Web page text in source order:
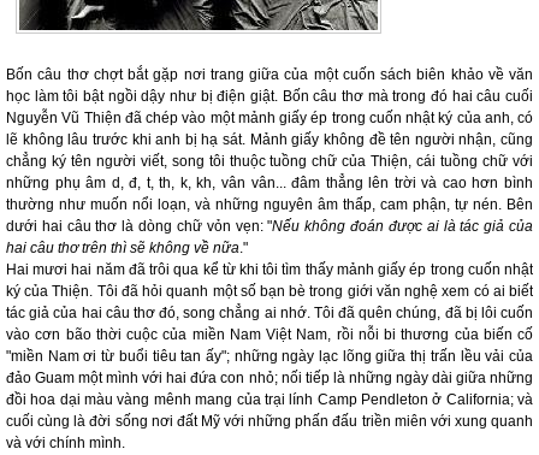
Bốn câu thơ chợt bắt gặp nơi trang giữa của một cuốn sách biên khảo về văn
học làm tôi bật ngồi dậy như bị điện giật. Bốn câu thơ mà trong đó hai câu cuối
Nguyễn Vũ Thiện đã chép vào một mảnh giấy ép trong cuốn nhật ký của anh, có
lẽ không lâu trước khi anh bị hạ sát. Mảnh giấy không đề tên người nhận, cũng
chẳng ký tên người viết, song tôi thuộc tuồng chữ của Thiện, cái tuồng chữ với
những phụ âm d, đ, t, th, k, kh, vân vân... đâm thẳng lên trời và cao hơn bình
thường như muốn nổi loạn, và những nguyên âm thấp, cam phận, tự nén. Bên
dưới hai câu thơ là dòng chữ vỏn vẹn: "Nếu không đoán được ai là tác giả của
hai câu thơ trên thì sẽ không về nữa."
Hai mươi hai năm đã trôi qua kể từ khi tôi tìm thấy mảnh giấy ép trong cuốn nhật
ký của Thiện. Tôi đã hỏi quanh một số bạn bè trong giới văn nghệ xem có ai biết
tác giả của hai câu thơ đó, song chẳng ai nhớ. Tôi đã quên chúng, đã bị lôi cuốn
vào cơn bão thời cuộc của miền Nam Việt Nam, rồi nỗi bi thương của biến cố
"miền Nam ơi từ buổi tiêu tan ấy"; những ngày lạc lõng giữa thị trấn lều vải của
đảo Guam một mình với hai đứa con nhỏ; nối tiếp là những ngày dài giữa những
đồi hoa dại màu vàng mênh mang của trại lính Camp Pendleton ở California; và
cuối cùng là đời sống nơi đất Mỹ với những phấn đấu triền miên với xung quanh
và với chính mình.